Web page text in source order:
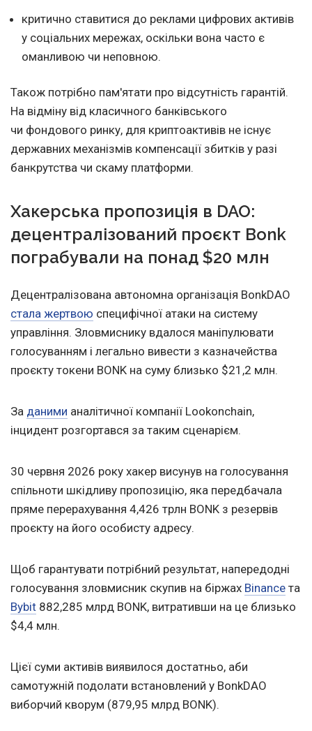
критично ставитися до реклами цифрових активів
у соціальних мережах, оскільки вона часто є
оманливою чи неповною.
Також потрібно пам'ятати про відсутність гарантій.
На відміну від класичного банківського
чи фондового ринку, для криптоактивів не існує
державних механізмів компенсації збитків у разі
банкрутства чи скаму платформи.
Хакерська пропозиція в DAO:
децентралізований проєкт Bonk
пограбували на понад $20 млн
Децентралізована автономна організація BonkDAO
стала жертвою специфічної атаки на систему
управління. Зловмиснику вдалося маніпулювати
голосуванням і легально вивести з казначейства
проєкту токени BONK на суму близько $21,2 млн.
За даними аналітичної компанії Lookonchain,
інцидент розгортався за таким сценарієм.
30 червня 2026 року хакер висунув на голосування
спільноти шкідливу пропозицію, яка передбачала
пряме перерахування 4,426 трлн BONK з резервів
проєкту на його особисту адресу.
Щоб гарантувати потрібний результат, напередодні
голосування зловмисник скупив на біржах Binance та
Bybit 882,285 млрд BONK, витративши на це близько
$4,4 млн.
Цієї суми активів виявилося достатньо, аби
самотужній подолати встановлений у BonkDAO
виборчий кворум (879,95 млрд BONK).